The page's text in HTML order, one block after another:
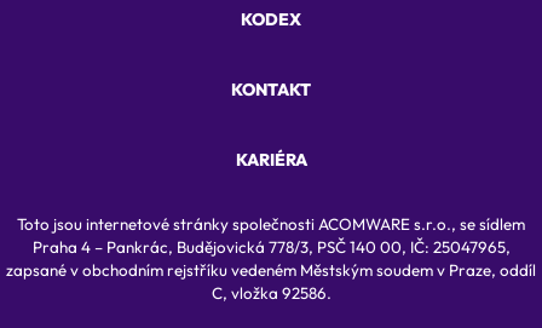
KODEX
KONTAKT
KARIÉRA
Toto jsou internetové stránky společnosti ACOMWARE s.r.o., se sídlem
Praha 4 – Pankrác, Budějovická 778/3, PSČ 140 00, IČ: 25047965,
zapsané v obchodním rejstříku vedeném Městským soudem v Praze, oddíl
C, vložka 92586.